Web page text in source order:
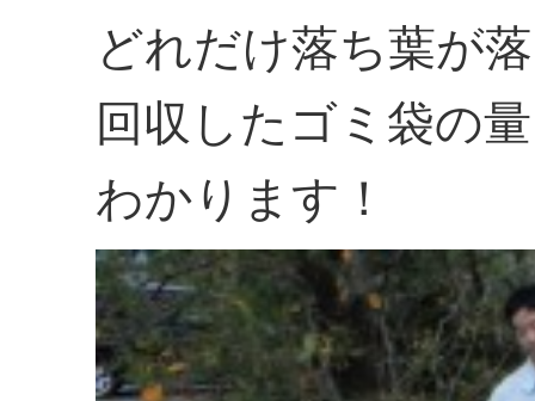
どれだけ落ち葉が
回収したゴミ袋の
わかります！